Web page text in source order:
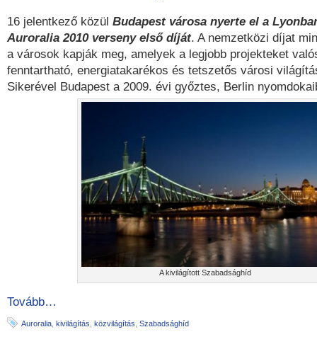
16 jelentkező közül Budapest városa nyerte el a
Auroralia 2010 verseny első díját. A nemzetközi díjat
a városok kapják meg, amelyek a legjobb projekteket
fenntartható, energiatakarékos és tetszetős városi
Sikerével Budapest a 2009. évi győztes, Berlin
A kivilágított Szabadsághíd
Tovább…
Auroralia kivilágítás közvilágítás Szabadsághíd